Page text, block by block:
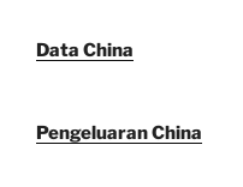
Data China
Pengeluaran China